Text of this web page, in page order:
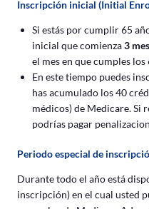
Inscripción inicial (Initial
Si estás por cumplir 65
inicial que comienza3
el mes en que cumples
En este tiempo puedes
has acumulado los 40
médicos) de Medicare. Si
podrías pagar
Periodo especial de
Durante todo el año está
inscripción) en el cual usted